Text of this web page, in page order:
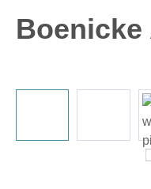
Boenicke
Bildergalerie